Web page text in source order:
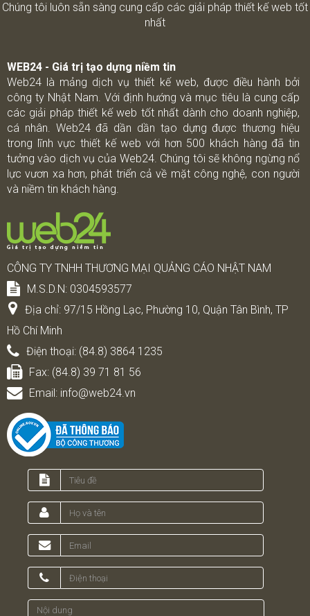
Chúng tôi luôn sẵn sàng cung cấp các giải pháp thiết kế web tốt
nhất
WEB24 - Giá trị tạo dựng niềm tin
Web24 là mảng dịch vụ thiết kế web, được điều hành bởi
công ty Nhật Nam. Với định hướng và mục tiêu là cung cấp
các giải pháp thiết kế web tốt nhất dành cho doanh nghiệp,
cá nhân. Web24 đã dần dần tạo dựng được thương hiệu
trong lĩnh vực thiết kế web với hơn 500 khách hàng đã tin
tưởng vào dịch vụ của Web24. Chúng tôi sẽ không ngừng nổ
lực vươn xa hơn, phát triển cả về mặt công nghệ, con người
và niềm tin khách hàng.
CÔNG TY TNHH THƯƠNG MẠI QUẢNG CÁO NHẬT NAM
M.S.D.N: 0304593577
Địa chỉ: 97/15 Hồng Lạc, Phường 10, Quận Tân Bình, TP
Hồ Chí Minh
Điện thoại: (84.8) 3864 1235
Fax: (84.8) 39 71 81 56
Email: info@web24.vn